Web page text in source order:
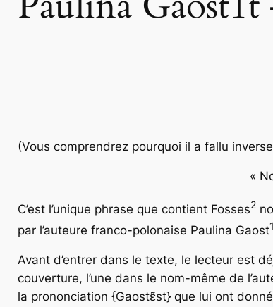
(Vous comprendrez pourquoi il a fallu
«
C’est l’unique phrase que contient Fosses2
par l’auteure franco-polonaise Paulina Gaost1
Avant d’entrer dans le texte, le lecteur est
couverture, l’une dans le nom-même de
la prononciation {Gaostɛ̃st} que lui ont